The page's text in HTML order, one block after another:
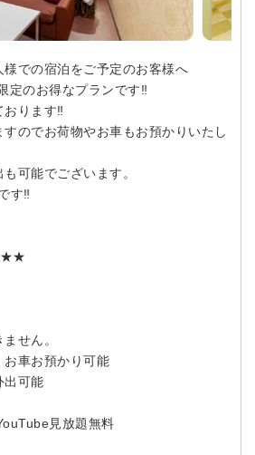
様での宿泊をご予定のお客様へ
定のお得なプランです‼
おります‼
のでお荷物やお車もお預かりいたし
可能でございます。
す‼
せん。
お車お預かり可能
出可能
見放題無料